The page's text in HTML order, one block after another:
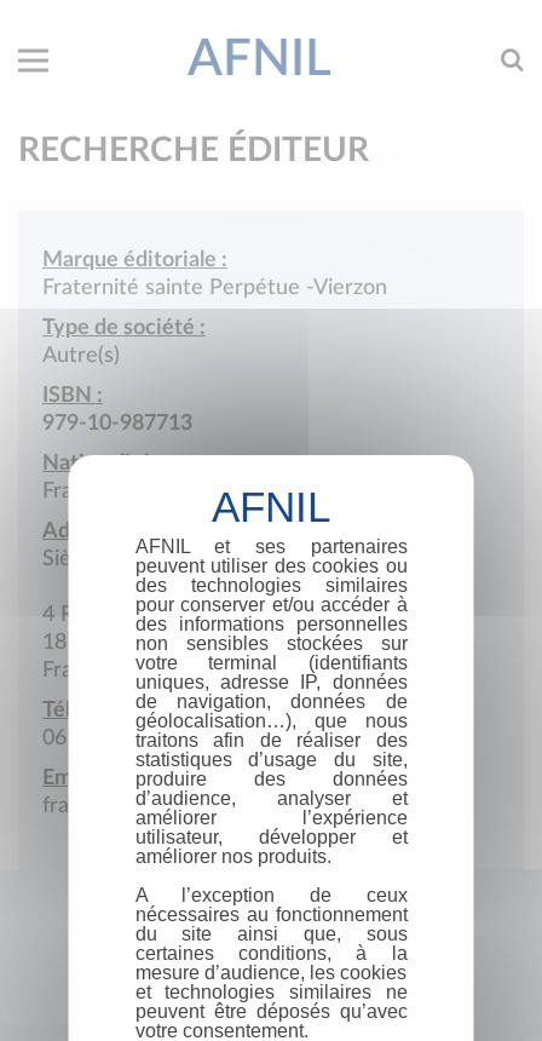
AFNIL
RECHERCHE ÉDITEUR
Marque éditoriale :
Fraternité sainte Perpétue -Vierzon
Type de société :
Autre(s)
ISBN :
979-10-987713
Nationalité :
France
Adresse :
Siège social
4 Rue du Presbytère
18100 Vierzon
France
Téléphone portable :
06 33 35 90 40
Email :
fraternitesainteperpetue@gmail.com
AFNIL et ses partenaires
peuvent utiliser des cookies ou
des technologies similaires
pour conserver et/ou accéder à
des informations personnelles
non sensibles stockées sur
votre terminal (identifiants
uniques, adresse IP, données
de navigation, données de
géolocalisation…), que nous
traitons afin de réaliser des
statistiques d’usage du site,
produire des données
d’audience, analyser et
améliorer l’expérience
utilisateur, développer et
améliorer nos produits.
A l’exception de ceux
nécessaires au fonctionnement
du site ainsi que, sous
certaines conditions, à la
mesure d’audience, les cookies
et technologies similaires ne
peuvent être déposés qu’avec
votre consentement.